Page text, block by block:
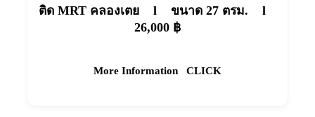
ติด MRT คลองเตย l ขนาด 27 ตรม. l
26,000 ฿
More Information CLICK